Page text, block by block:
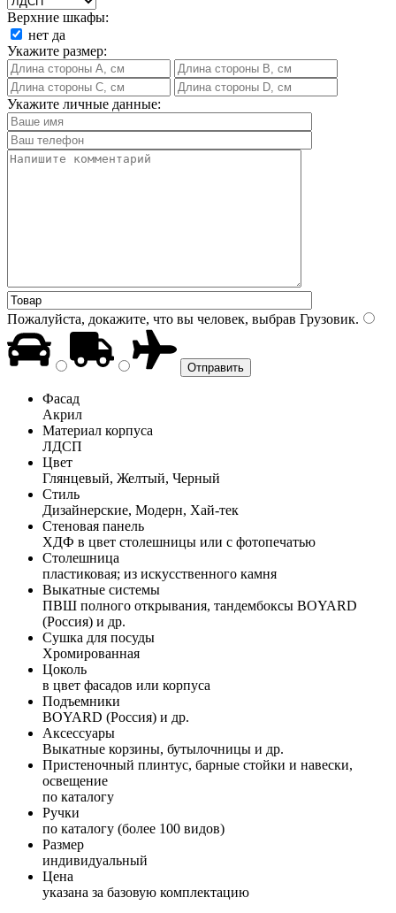
Верхние шкафы:
нет да
Укажите размер:
Укажите личные данные:
Пожалуйста, докажите, что вы человек, выбрав Грузовик.
Фасад
Акрил
Материал корпуса
ЛДСП
Цвет
Глянцевый, Желтый, Черный
Стиль
Дизайнерские, Модерн, Хай-тек
Стеновая панель
ХДФ в цвет столешницы или с фотопечатью
Столешница
пластиковая; из искусственного камня
Выкатные системы
ПВШ полного открывания, тандембоксы BOYARD
(Россия) и др.
Сушка для посуды
Хромированная
Цоколь
в цвет фасадов или корпуса
Подъемники
BOYARD (Россия) и др.
Аксессуары
Выкатные корзины, бутылочницы и др.
Пристеночный плинтус, барные стойки и навески,
освещение
по каталогу
Ручки
по каталогу (более 100 видов)
Размер
индивидуальный
Цена
указана за базовую комплектацию